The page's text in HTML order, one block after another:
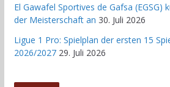
El Gawafel Sportives de Gafsa (EGSG)
der Meisterschaft an 30. Juli 2026
Ligue 1 Pro: Spielplan der ersten 15
2026/2027 29. Juli 2026